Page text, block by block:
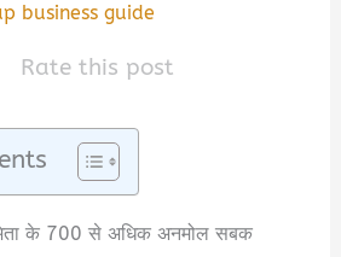
business guide
Rate this post
के 700 से अधिक अनमोल सबक